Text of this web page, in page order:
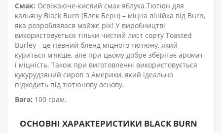
Смак: Освіжаюче-кислий смак яблука.Тютюн для
кальяну Black Burn (Блек Берн) – міцна лінійка від Burn,
яка розроблялася майже рік! У виробництві
використовується тільки чистий лист сорту Toasted
Burley - це певний бленд міцного тютюну, який
куриться м'якше, але при цьому добре зберігає аромат
і міцність. Також при виготовленні використовується
кукурудзяний сироп з Америки, який ідеально
підходить під тютюнову основу.
Вага: 100 грам.
ОСНОВНІ ХАРАКТЕРИСТИКИ BLACK BURN